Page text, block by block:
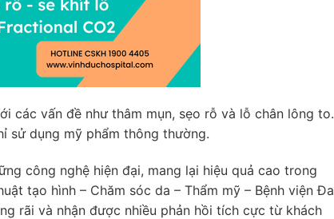
các vấn đề như thâm mụn, sẹo rỗ và lỗ chân lông to.
sử dụng mỹ phẩm thông thường.
công nghệ hiện đại, mang lại hiệu quả cao trong
tạo hình – Chăm sóc da – Thẩm mỹ – Bệnh viện Đa
rãi và nhận được nhiều phản hồi tích cực từ khách